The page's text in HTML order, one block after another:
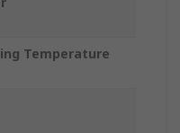
Temperature